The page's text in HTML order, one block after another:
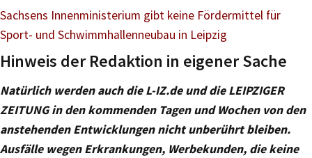
Sachsens Innenministerium gibt keine Fördermittel für
Sport- und Schwimmhallenneubau in Leipzig
Hinweis der Redaktion in eigener Sache
Natürlich werden auch die L-IZ.de und die LEIPZIGER
ZEITUNG in den kommenden Tagen und Wochen von den
anstehenden Entwicklungen nicht unberührt bleiben.
Ausfälle wegen Erkrankungen, Werbekunden, die keine